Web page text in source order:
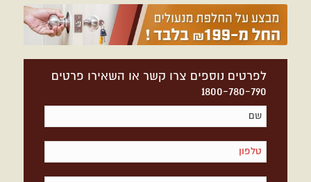
לפרטים נוספים צרו קשר או השאירו פרטים
1800-780-790